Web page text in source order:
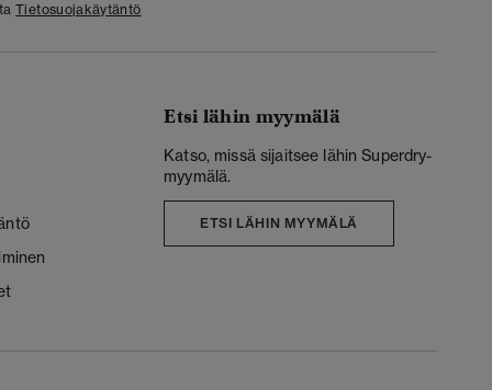
Tietosuojakäytäntö
Etsi lähin myymälä
Katso, missä sijaitsee lähin Superdry-
myymälä.
ETSI LÄHIN MYYMÄLÄ